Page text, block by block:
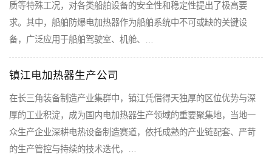
质等特殊工况，对各类船舶设备的安全性和稳定性提出了极高要
求。其中，船舶防爆电加热器作为船舶系统中不可或缺的关键设
备，广泛应用于船舶驾驶室、机舱、…
镇江电加热器生产公司
在长三角装备制造产业集群中，镇江凭借得天独厚的区位优势与深
厚的工业积淀，成为国内电加热器生产领域的重要聚集地，当地一
众生产企业深耕电热设备制造赛道，依托成熟的产业链配套、严苛
的生产管控与持续的技术迭代，…